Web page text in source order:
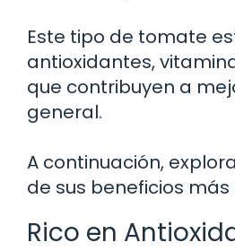
Este tipo de tomate
antioxidantes,
que contribuyen a
general.
A continuación,
de sus beneficios
Rico en